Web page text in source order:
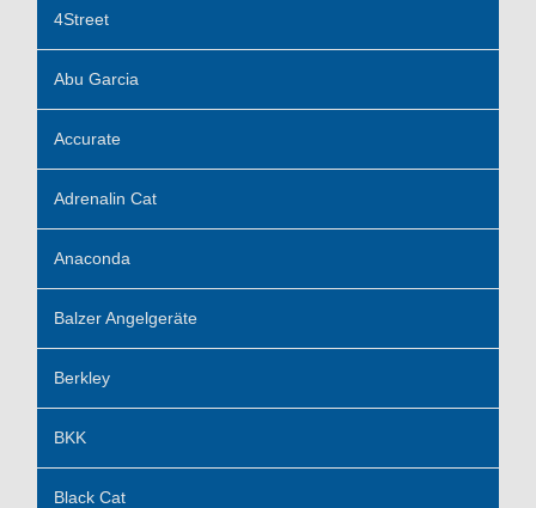
4Street
Abu Garcia
Accurate
Adrenalin Cat
Anaconda
Balzer Angelgeräte
Berkley
BKK
Black Cat